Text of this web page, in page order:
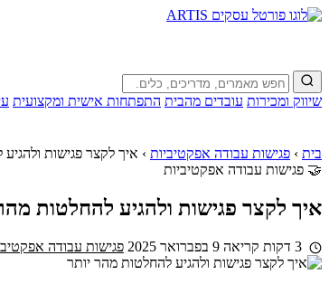
שיווק ומכירות עובדים מהבית התפתחות אישית ומקצועית
בית › פגישות עבודה אפקטיביות › איך לקצר פגישות
🤝 פגישות עבודה אפקטיביות
איך לקצר פגישות ולהגיע להחלטות
9 בפברואר 2025 פגישות עבודה